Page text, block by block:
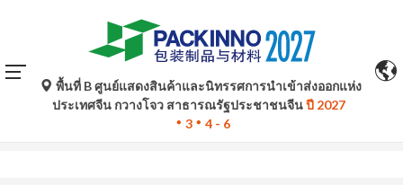
การแปลอัตโนมัติโดย Google Translate มีไว้เพื่อเป็นข้อมูล
อ้างอิงเท่านั้นและอาจไม่ถูกต้อง โปรดอ้างอิงจากฉบับภาษา
ต้นฉบับหากมีข้อสงสัยใด ๆ
พื้นที่ B ศูนย์แสดงสินค้าและนิทรรศการนำเข้าส่งออกแห่ง
ประเทศจีน กวางโจว สาธารณรัฐประชาชนจีนปี 2027
3
4 - 6